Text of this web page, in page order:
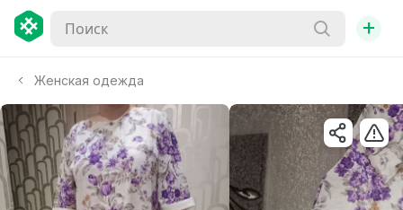
+
Женская одежда